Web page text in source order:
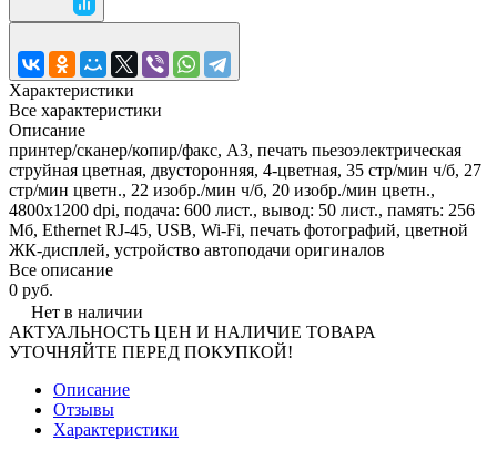
Характеристики
Все характеристики
Описание
принтер/сканер/копир/факс, A3, печать пьезоэлектрическая
струйная цветная, двусторонняя, 4-цветная, 35 стр/мин ч/б, 27
стр/мин цветн., 22 изобр./мин ч/б, 20 изобр./мин цветн.,
4800x1200 dpi, подача: 600 лист., вывод: 50 лист., память: 256
Мб, Ethernet RJ-45, USB, Wi-Fi, печать фотографий, цветной
ЖК-дисплей, устройство автоподачи оригиналов
Все описание
0 руб.
Нет в наличии
АКТУАЛЬНОСТЬ ЦЕН И НАЛИЧИЕ ТОВАРА
УТОЧНЯЙТЕ ПЕРЕД ПОКУПКОЙ!
Описание
Отзывы
Характеристики